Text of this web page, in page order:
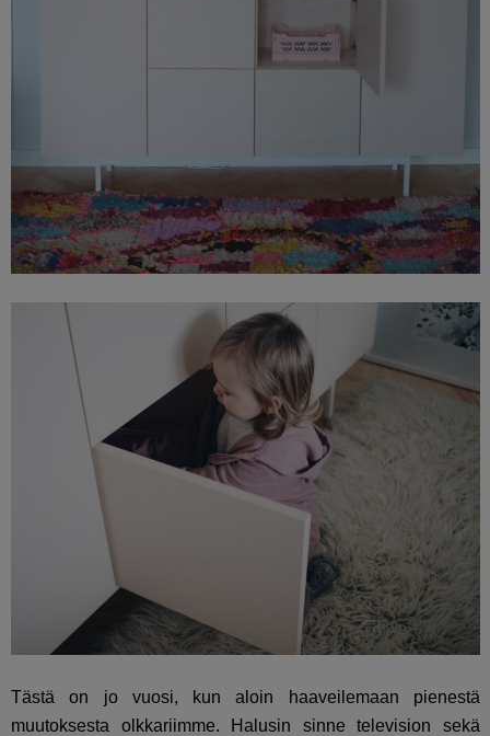
Tästä on jo vuosi, kun aloin haaveilemaan pienestä
muutoksesta olkkariimme. Halusin sinne television sekä